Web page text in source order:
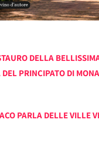
DELLA
PRINCIPATO DI
PARLA DELLE VILLE